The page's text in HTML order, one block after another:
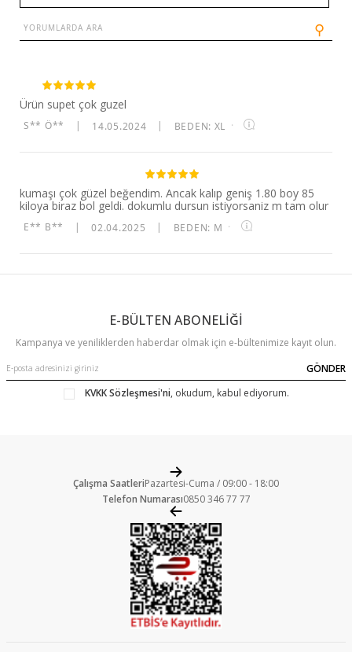
⚲
Ürün supet çok guzel
S** Ö** 14.05.2024 BEDEN: XL ·
kumaşı çok güzel beğendim. Ancak kalıp geniş 1.80 boy 85
kiloya biraz bol geldi. dokumlu dursun istiyorsaniz m tam olur
E** B** 02.04.2025 BEDEN: M ·
E-BÜLTEN ABONELİĞİ
Kampanya ve yeniliklerden haberdar olmak için e-bültenimize kayıt olun.
GÖNDER
KVKK Sözleşmesi'ni, okudum, kabul ediyorum.
Çalışma SaatleriPazartesi-Cuma / 09:00 - 18:00
Telefon Numarası0850 346 77 77